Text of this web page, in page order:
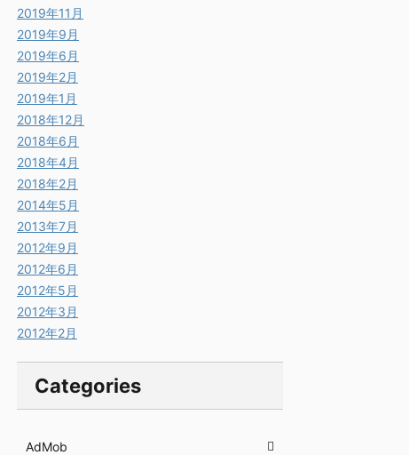
2019年11月
2019年9月
2019年6月
2019年2月
2019年1月
2018年12月
2018年6月
2018年4月
2018年2月
2014年5月
2013年7月
2012年9月
2012年6月
2012年5月
2012年3月
2012年2月
Categories
AdMob